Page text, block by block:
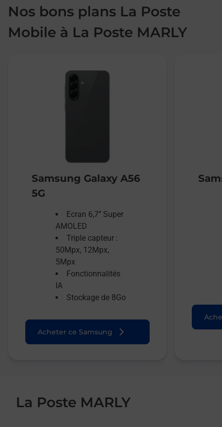
Nos bons plans La Poste
Mobile à La Poste MARLY
Samsung Galaxy A56
5G
Ecran 6,7’’ Super
AMOLED
Triple capteur :
50Mpx, 12Mpx,
5Mpx
Fonctionnalités
IA
Stockage de 8Go
Acheter ce Samsung
La Poste MARLY